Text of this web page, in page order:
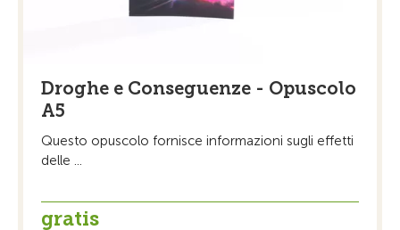
Droghe e Conseguenze - Opuscolo
A5
Questo opuscolo fornisce informazioni sugli effetti
delle ...
gratis